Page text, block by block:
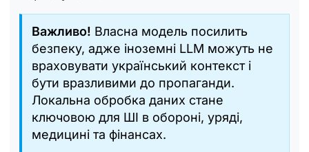
Важливо! Власна модель посилить
безпеку, адже іноземні LLM можуть не
враховувати український контекст і
бути вразливими до пропаганди.
Локальна обробка даних стане
ключовою для ШІ в обороні, уряді,
медицині та фінансах.